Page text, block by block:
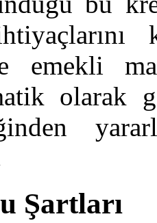
emekli
olarak
Şartları